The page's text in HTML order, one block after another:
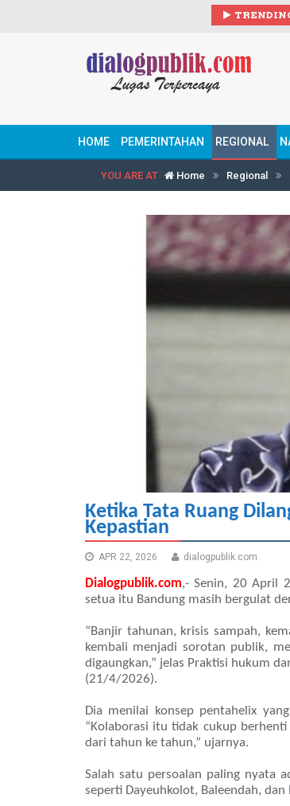
HOME PEMERINTAHAN REGIONAL
YOU ARE AT Home Regional
Ketika Tata Ruang
Kepastian
APR 22, 2026 dialogpublik.com
Dialogpublik.com,- Senin, 20 April
setua itu Bandung masih bergulat
“Banjir tahunan, krisis sampah,
kembali menjadi sorotan publik,
digaungkan,” jelas Praktisi hukum
(21/4/2026).
Dia menilai konsep pentahelix
“Kolaborasi itu tidak cukup
dari tahun ke tahun,” ujarnya.
Salah satu persoalan paling nyata
seperti Dayeuhkolot, Baleendah,